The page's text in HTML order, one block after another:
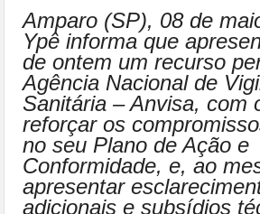
Amparo (SP), 08 de
Ypê informa que
de ontem um recurso
Agência Nacional de
Sanitária – Anvisa, com
reforçar os
no seu Plano de Ação e
Conformidade, e, ao
apresentar
adicionais e subsídios